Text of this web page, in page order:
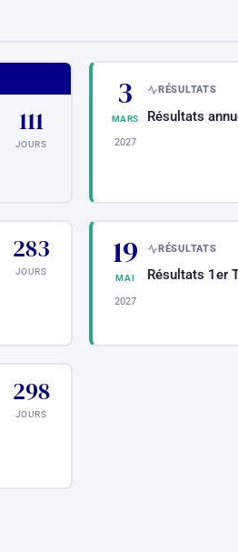
111
JOURS
3
MARS
2027
RÉSULTATS
Résultats
283
JOURS 19
MAI
2027
RÉSULTATS
Résultats 1er
298
JOURS